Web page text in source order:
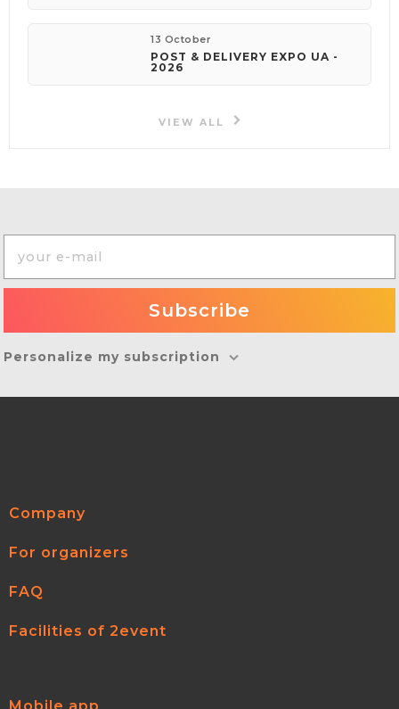
13 October
POST & DELIVERY EXPO UA -
2026
VIEW ALL
Personalize my subscription
Company
For organizers
FAQ
Facilities of 2event